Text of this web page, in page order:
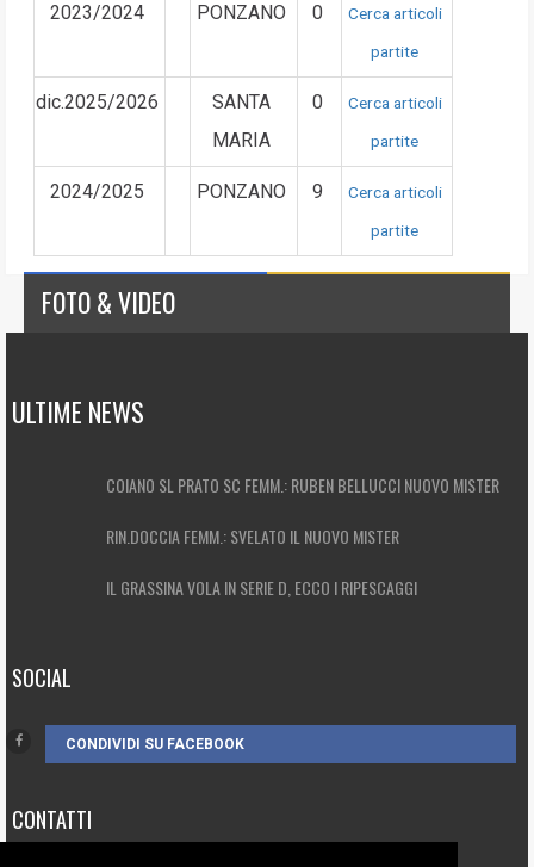
2023/2024 PONZANO 0
Cerca articoli
partite
dic.2025/2026
SANTA
MARIA
0
Cerca articoli
partite
2024/2025 PONZANO 9
Cerca articoli
partite
FOTO & VIDEO
ULTIME NEWS
COIANO SL PRATO SC FEMM.: RUBEN BELLUCCI NUOVO MISTER
RIN.DOCCIA FEMM.: SVELATO IL NUOVO MISTER
IL GRASSINA VOLA IN SERIE D, ECCO I RIPESCAGGI
SOCIAL
CONDIVIDI SU FACEBOOK
CONTATTI